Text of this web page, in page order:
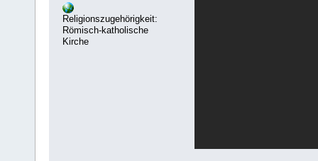
Religionszugehörigkeit:
Römisch-katholische
Kirche